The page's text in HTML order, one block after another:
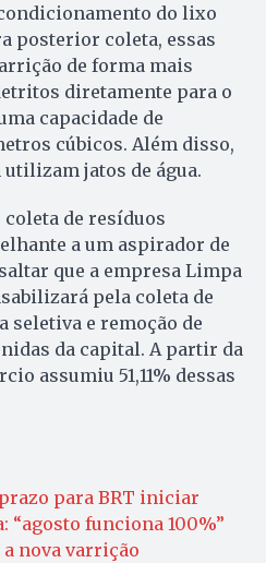
do lixo
posterior coleta, essas
de forma mais
diretamente para o
capacidade de
cúbicos. Além disso,
jatos de água.
de resíduos
a um aspirador de
que a empresa Limpa
pela coleta de
seletiva e remoção de
da capital. A partir da
assumiu 51,11% dessas
para BRT iniciar
“agosto funciona 100%”
nova varrição